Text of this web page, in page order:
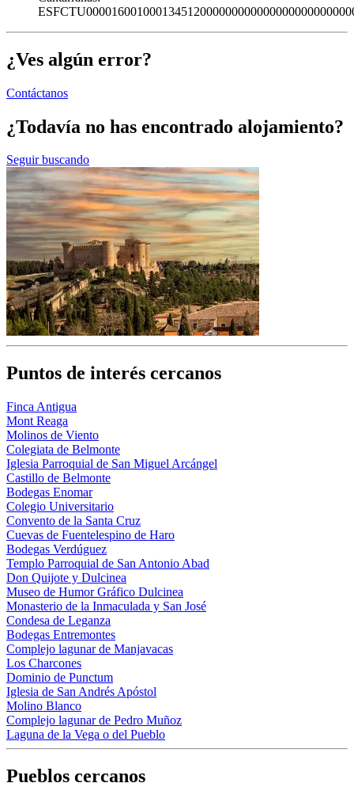
¿Ves algún error?
Contáctanos
¿Todavía no has encontrado alojamiento?
Seguir buscando
Puntos de interés cercanos
Finca Antigua
Mont Reaga
Molinos de Viento
Colegiata de Belmonte
Iglesia Parroquial de San Miguel Arcángel
Castillo de Belmonte
Bodegas Enomar
Colegio Universitario
Convento de la Santa Cruz
Cuevas de Fuentelespino de Haro
Bodegas Verdúguez
Templo Parroquial de San Antonio Abad
Don Quijote y Dulcinea
Museo de Humor Gráfico Dulcinea
Monasterio de la Inmaculada y San José
Condesa de Leganza
Bodegas Entremontes
Complejo lagunar de Manjavacas
Los Charcones
Dominio de Punctum
Iglesia de San Andrés Apóstol
Molino Blanco
Complejo lagunar de Pedro Muñoz
Laguna de la Vega o del Pueblo
Pueblos cercanos